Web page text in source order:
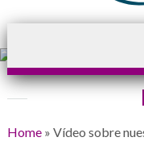
Home» Vídeo sobre